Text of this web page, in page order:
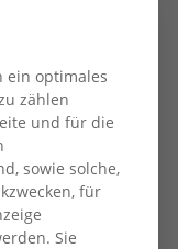
ein optimales
zählen
und für die
sowie solche,
für
Sie